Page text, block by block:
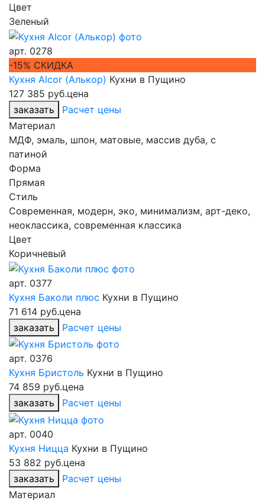
Цвет
Зеленый
арт. 0278
-15% СКИДКА
Кухня Alcor (Алькор) Кухни в Пущино
127 385 руб.цена
заказать
Расчет цены
Материал
МДФ, эмаль, шпон, матовые, массив дуба, с
патиной
Форма
Прямая
Стиль
Современная, модерн, эко, минимализм, арт-деко,
неоклассика, современная классика
Цвет
Коричневый
арт. 0377
Кухня Баколи плюс Кухни в Пущино
71 614 руб.цена
заказать
Расчет цены
арт. 0376
Кухня Бристоль Кухни в Пущино
74 859 руб.цена
заказать
Расчет цены
арт. 0040
Кухня Ницца Кухни в Пущино
53 882 руб.цена
заказать
Расчет цены
Материал